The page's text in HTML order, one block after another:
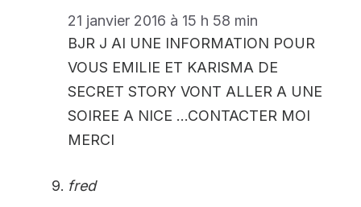
21 janvier 2016 à 15 h 58 min
BJR J AI UNE INFORMATION POUR
VOUS EMILIE ET KARISMA DE
SECRET STORY VONT ALLER A UNE
SOIREE A NICE …CONTACTER MOI
MERCI
fred